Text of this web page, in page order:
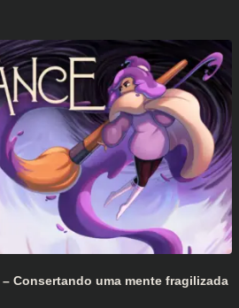
Consertando uma mente fragilizada